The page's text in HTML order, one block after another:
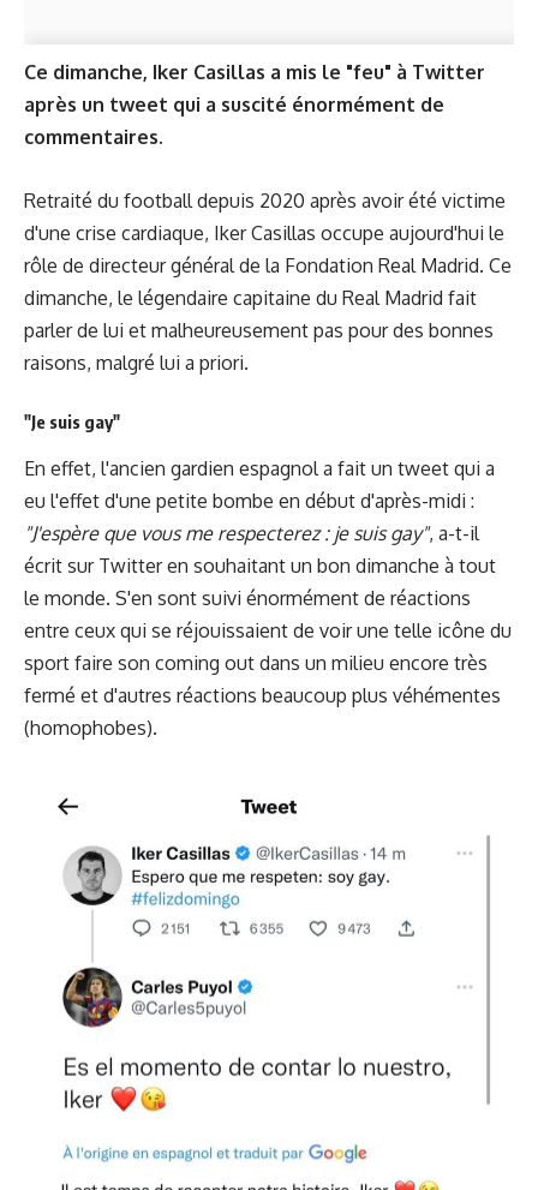
Ce dimanche, Iker Casillas a mis le "feu" à Twitter
après un tweet qui a suscité énormément de
commentaires.
Retraité du football depuis 2020 après avoir été victime
d'une crise cardiaque, Iker Casillas occupe aujourd'hui le
rôle de directeur général de la Fondation Real Madrid. Ce
dimanche, le légendaire capitaine du Real Madrid fait
parler de lui et malheureusement pas pour des bonnes
raisons, malgré lui a priori.
"Je suis gay"
En effet, l'ancien gardien espagnol a fait un tweet qui a
eu l'effet d'une petite bombe en début d'après-midi :
"J'espère que vous me respecterez : je suis gay", a-t-il
écrit sur Twitter en souhaitant un bon dimanche à tout
le monde. S'en sont suivi énormément de réactions
entre ceux qui se réjouissaient de voir une telle icône du
sport faire son coming out dans un milieu encore très
fermé et d'autres réactions beaucoup plus véhémentes
(homophobes).